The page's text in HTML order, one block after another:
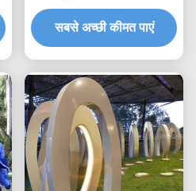
मूर्तिकला धातु मूर्ति विशाल सफेद
व्हेल
सबसे अच्छी कीमत पाएं